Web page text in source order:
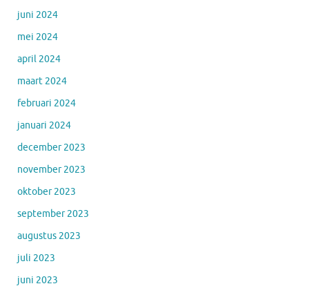
juni 2024
mei 2024
april 2024
maart 2024
februari 2024
januari 2024
december 2023
november 2023
oktober 2023
september 2023
augustus 2023
juli 2023
juni 2023